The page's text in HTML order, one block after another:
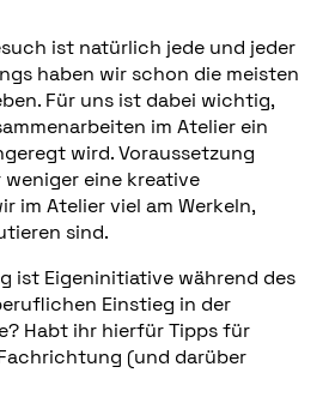
ist natürlich jede und jeder
haben wir schon die meisten
Für uns ist dabei wichtig,
im Atelier ein
wird. Voraussetzung
eine kreative
im Atelier viel am Werkeln,
sind.
ist Eigeninitiative während des
Einstieg in der
Habt ihr hierfür Tipps für
(und darüber